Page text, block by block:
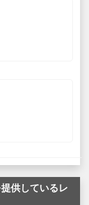
供しているレ